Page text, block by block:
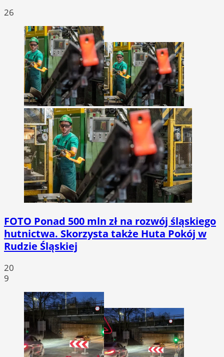
26
FOTO Ponad 500 mln zł na rozwój śląskiego
hutnictwa. Skorzysta także Huta Pokój w
Rudzie Śląskiej
20
9